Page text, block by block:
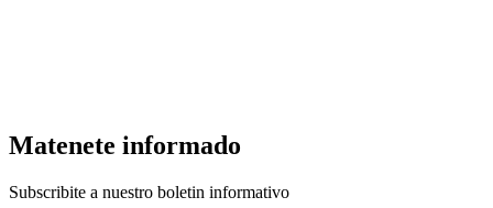
Matenete informado
Subscribite a nuestro boletin informativo